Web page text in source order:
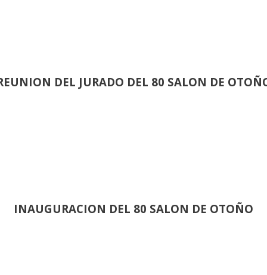
DEL JURADO DEL 80 SALON DE
INAUGURACION DEL 80 SALON DE OTOÑO